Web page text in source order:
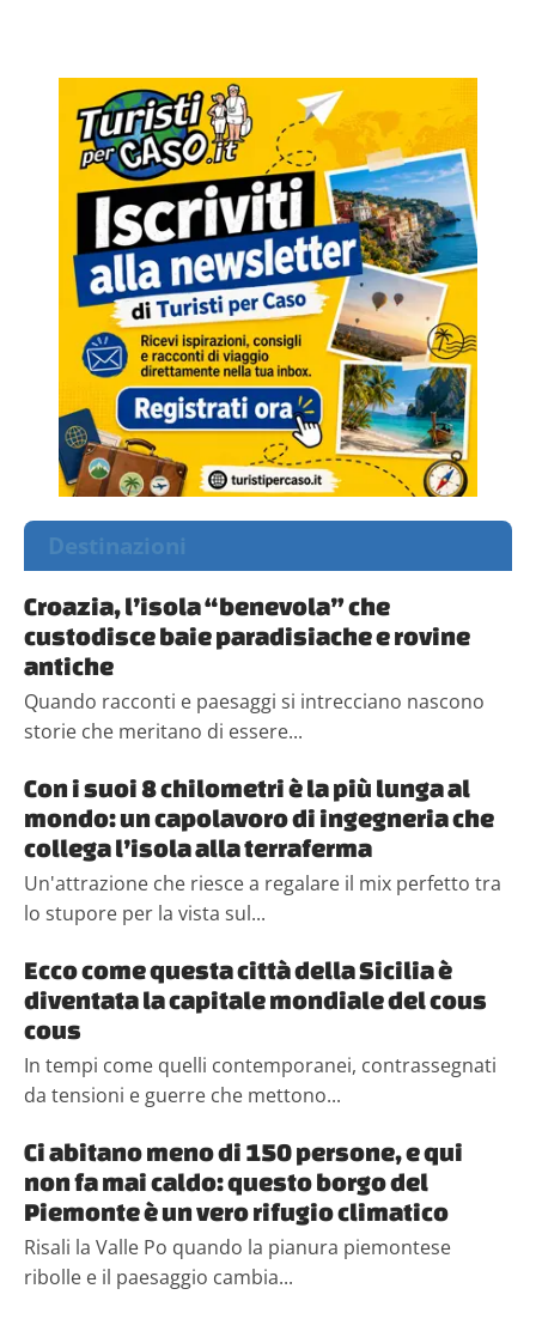
Destinazioni
Croazia, l’isola “benevola” che
custodisce baie paradisiache e rovine
antiche
Quando racconti e paesaggi si intrecciano nascono
storie che meritano di essere...
Con i suoi 8 chilometri è la più lunga al
mondo: un capolavoro di ingegneria che
collega l’isola alla terraferma
Un'attrazione che riesce a regalare il mix perfetto tra
lo stupore per la vista sul...
Ecco come questa città della Sicilia è
diventata la capitale mondiale del cous
cous
In tempi come quelli contemporanei, contrassegnati
da tensioni e guerre che mettono...
Ci abitano meno di 150 persone, e qui
non fa mai caldo: questo borgo del
Piemonte è un vero rifugio climatico
Risali la Valle Po quando la pianura piemontese
ribolle e il paesaggio cambia...